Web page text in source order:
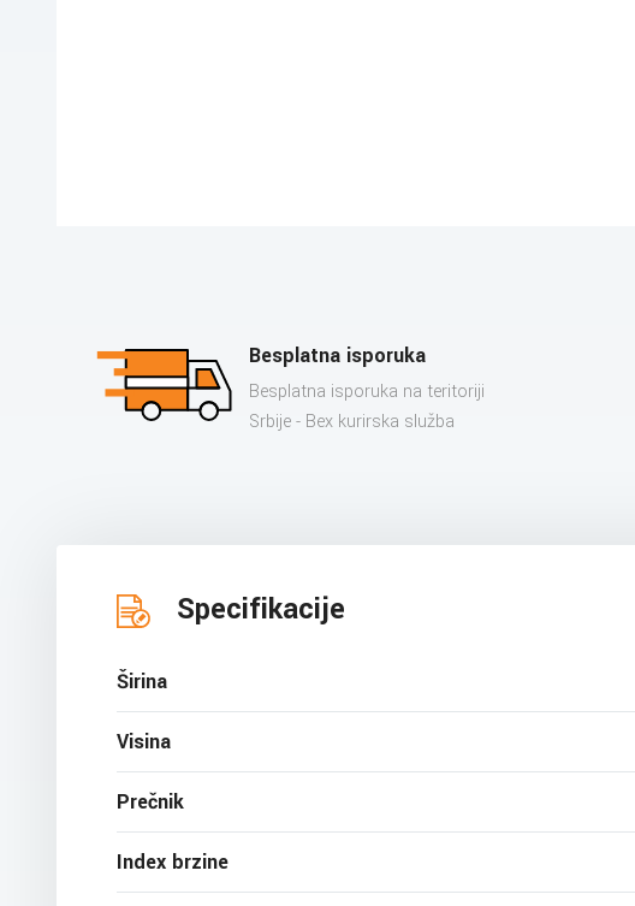
Besplatna isporuka
Besplatna isporuka na teritoriji
Srbije - Bex kurirska služba
Specifikacije
Širina
Visina
Prečnik
Index brzine